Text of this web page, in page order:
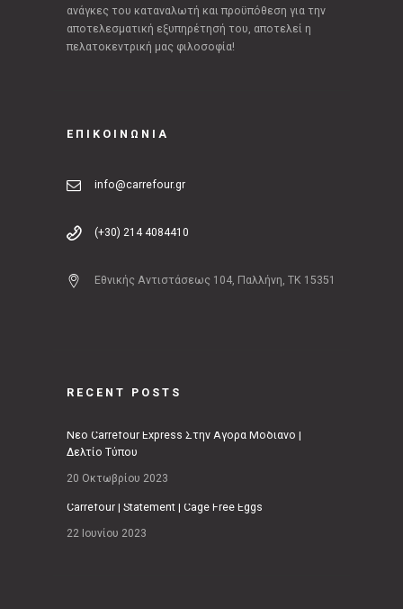
ανάγκες του καταναλωτή και προϋπόθεση για την
αποτελεσματική εξυπηρέτησή του, αποτελεί η
πελατοκεντρική μας φιλοσοφία!
ΕΠΙΚΟΙΝΩΝΙΑ
info@carrefour.gr
(+30) 214 4084410
Εθνικής Αντιστάσεως 104, Παλλήνη, ΤΚ 15351
RECENT POSTS
Νέο Carrefour Express Στην Αγορά Μοδιάνο |
Δελτίο Τύπου
20 Οκτωβρίου 2023
Carrefour | Statement | Cage Free Eggs
22 Ιουνίου 2023